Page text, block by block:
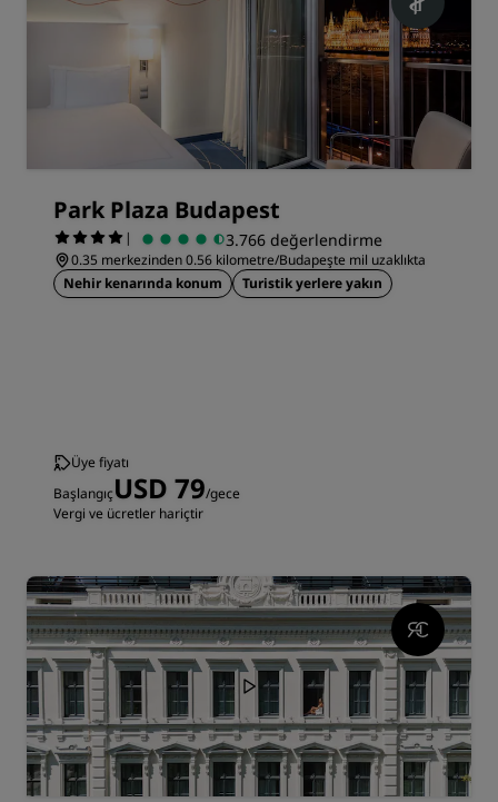
Park Plaza Budapest
| 3.766 değerlendirme
0.35 merkezinden 0.56 kilometre/Budapeşte mil uzaklıkta
Nehir kenarında konum
Turistik yerlere yakın
Üye fiyatı
BaşlangıçUSD 79/gece
Vergi ve ücretler hariçtir